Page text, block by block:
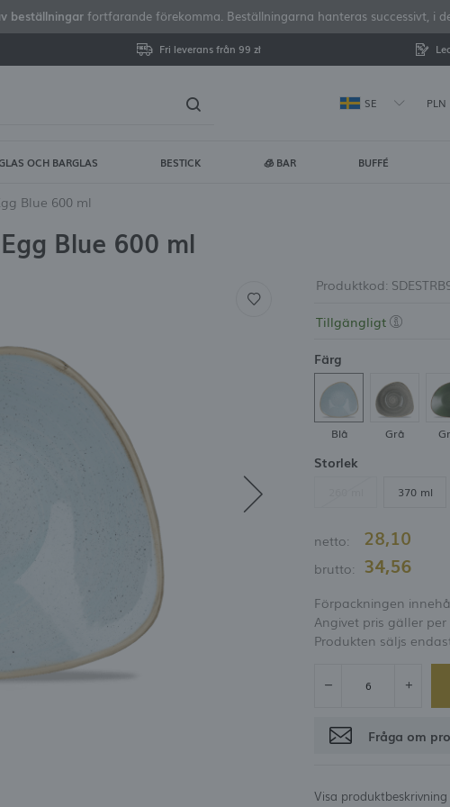
beställningarfortfarande förekomma. Beställningarna hanteras successivt, i
Fri leverans från 99 zł
SE PLN
in
Glömt lösenord
IN
visa köphistorik
ingen anledning att ange dina
möjlighet att få rabatter och
OCH BARGLAS BESTICK 🧊 BAR BUFFÉ
Blue 600 ml
Blue 600 ml
Produktkod:
Tillgängligt
Färg
Blå Grå
Storlek
370 ml
netto: 28,10
brutto: 34,56
Förpackningen
Angivet pris gäller per
Produkten säljs
Fråga om
Visa produktbeskrivning